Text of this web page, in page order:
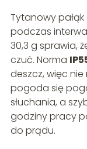
Tytanowy
podczas
30,3 g sprawia,
czuć. Norma
deszcz, więc
pogoda się
słuchania, a
godziny pracy
do prądu.